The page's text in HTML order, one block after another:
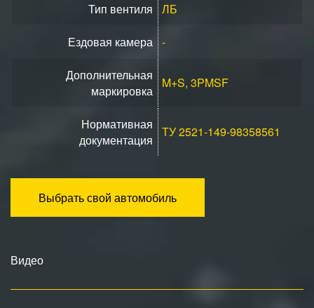
Тип вентиля ЛБ
Ездовая камера -
Дополнительная
маркировка
M+S, 3PMSF
Нормативная
документация
ТУ 2521-149-98358561
Выбрать свой автомобиль
Видео